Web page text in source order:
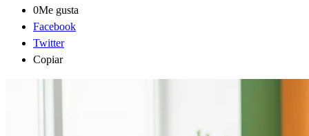
0Me gusta
Facebook
Twitter
Copiar